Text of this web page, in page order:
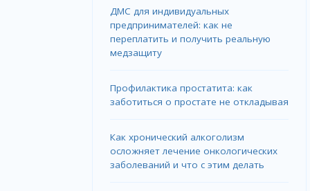
ДМС для индивидуальных
предпринимателей: как не
переплатить и получить реальную
медзащиту
Профилактика простатита: как
заботиться о простате не откладывая
Как хронический алкоголизм
осложняет лечение онкологических
заболеваний и что с этим делать